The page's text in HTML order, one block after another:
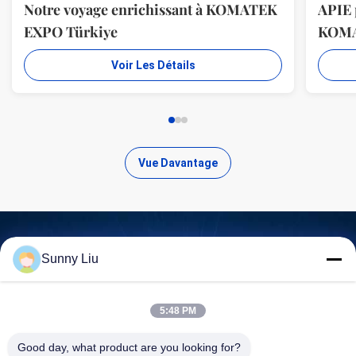
Notre voyage enrichissant à KOMATEK
EXPO Türkiye
Voir Les Détails
Vue Davantage
Trouvez des produits de haute
qualité
Sunny Liu
5:48 PM
Good day, what product are you looking for?